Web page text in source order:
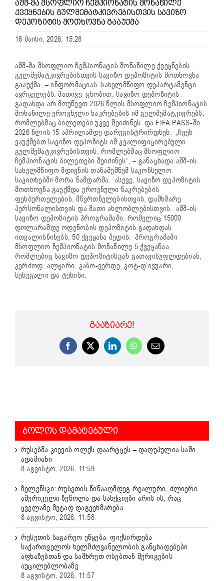
ᲐᲨᲨ-ᲛᲐ ᲛᲡᲝᲤᲚᲘᲝ ᲩᲔᲛᲞᲘᲝᲜᲐᲢᲘᲡ ᲛᲝᲜᲐᲬᲘᲚᲔ
ᲥᲕᲔᲧᲜᲔᲑᲘᲡ ᲒᲣᲚᲨᲔᲛᲐᲢᲙᲘᲕᲠᲔᲑᲘᲡᲗᲕᲘᲡ ᲡᲐᲕᲘᲖᲝ
ᲓᲔᲞᲝᲖᲘᲢᲘᲡ ᲛᲝᲗᲮᲝᲕᲜᲐ ᲒᲐᲐᲣᲥᲛᲐ
16 მაისი, 2026, 15:28
აშშ-მა მსოფლიო ჩემპიონატის მონაწილე ქვეყნების
გულშემატკივრებისთვის სავიზო დეპოზიტის მოთხოვნა
გააუქმა, – ინფორმაციას სახელმწიფო დეპარტამენტი
ავრცელებს. მათივე ცნობით, სავიზო დეპოზიტის
გადახდა არ მოუწევთ 2026 წლის მსოფლიო ჩემპიონატის
მონაწილე ეროვნული ნაკრებების იმ გულშემატკივრებს,
რომლებმაც ბილეთები უკვე შეიძინეს და FIFA PASS-ში
2026 წლის 15 აპრილამდე დარეგისტრირდნენ. „ჩვენ
ვაუქმებთ სავიზო დეპოზიტს იმ კვალიფიცირებული
გულშემატკივრებისთვის, რომლებმაც მსოფლიო
ჩემპიონატის ბილეთები შეიძინეს“, – განაცხადა აშშ-ის
სახელმწიფო მდივნის თანაშემწემ საკონსულო
საკითხებში მორა ნამდარმა. ასევე, სავიზო დეპოზიტის
მოთხოვნა გაუქმდა ეროვნული ნაკრებების
ფეხბურთელების, მწვრთნელებისთვის, დამხმარე
პერსონალისთვის და მათი ახლობლებისთვის. აშშ-ის
სავიზო დეპოზიტის პროგრამაში, რომელიც 15000
დოლარამდე ოდენობის დეპოზიტის გადახდას
ითვალისწინებს, 50 ქვეყანა შედის. პროგრამაში
მსოფლიო ჩემპიონატის მონაწილე 5 ქვეყანაა,
რომლებიც სავიზო დეპოზიტისგან გათავისუფლდებიან,
კერძოდ, ალჟირი, კაბო-ვერდე, კოტ-დ’ივუარი,
სენეგალი და ტუნისი.
ᲒᲐᲐᲖᲘᲐᲠᲔ!
Facebook
X LinkedInWhatsApp
Email
ᲑᲝᲚᲝᲡ ᲓᲐᲛᲐᲢᲔᲑᲣᲚᲘ
რუსებმა კიევის ოლქს დაარტყეს – დაღუპულია სამი
ადამიანი
8 აგვისტო, 2026, 11:59
ზელენსკი: რუსეთის წინააღმდეგ რეალური, ძლიერი
ამერიკული ზეწოლა და სანქციები არის ის, რაც
ყველაზე მეტად დაგვეხმარება
8 აგვისტო, 2026, 11:58
რუსეთის საგარეო უწყება: ფიქსირდება
საქართველოს ხელმძღვანელობის განცხადებები
აფხაზებთან და სამხრეთ ოსებთან შერიგების
აუცილებლობაზე
8 აგვისტო, 2026, 11:57